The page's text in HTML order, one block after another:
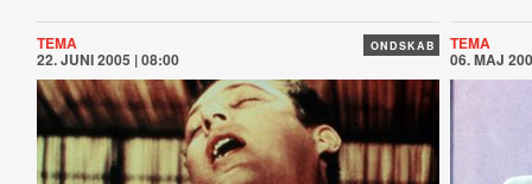
ONDSKAB
TEMA
22. JUNI 2005 | 08:00
TEMA
06. MAJ